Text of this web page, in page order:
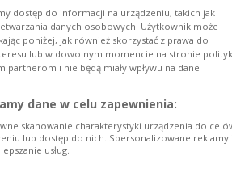
dostęp do informacji na urządzeniu, takich jak
danych osobowych. Użytkownik może
poniżej, jak również skorzystać z prawa do
lub w dowolnym momencie na stronie
i nie będą miały wpływu na dane
dane w celu zapewnienia:
skanowanie charakterystyki urządzenia do
lub dostęp do nich. Spersonalizowane reklamy i
usług.